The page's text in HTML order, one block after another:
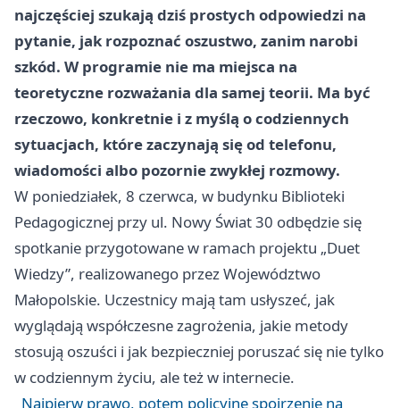
najczęściej szukają dziś prostych odpowiedzi na
pytanie, jak rozpoznać oszustwo, zanim narobi
szkód. W programie nie ma miejsca na
teoretyczne rozważania dla samej teorii. Ma być
rzeczowo, konkretnie i z myślą o codziennych
sytuacjach, które zaczynają się od telefonu,
wiadomości albo pozornie zwykłej rozmowy.
W poniedziałek, 8 czerwca, w budynku Biblioteki
Pedagogicznej przy ul. Nowy Świat 30 odbędzie się
spotkanie przygotowane w ramach projektu „Duet
Wiedzy”, realizowanego przez Województwo
Małopolskie. Uczestnicy mają tam usłyszeć, jak
wyglądają współczesne zagrożenia, jakie metody
stosują oszuści i jak bezpieczniej poruszać się nie tylko
w codziennym życiu, ale też w internecie.
Najpierw prawo, potem policyjne spojrzenie na